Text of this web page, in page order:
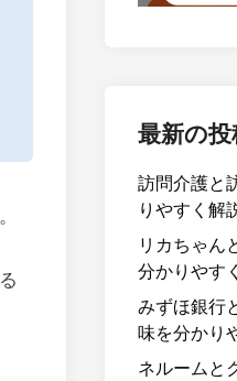
最新の投
訪問介護と
りやすく解
リカちゃん
分かりやす
みずほ銀行
味を分かり
ネルームと